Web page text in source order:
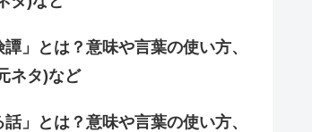
譚」とは？意味や言葉の使い方、
ネタ)など
話」とは？意味や言葉の使い方、